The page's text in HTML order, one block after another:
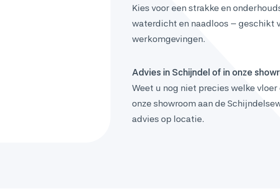
Kies voor een strakke en
waterdicht en naadloos – geschikt
werkomgevingen.
Advies in Schijndel of in onze
Weet u nog niet precies welke
onze showroom aan de
advies op locatie.